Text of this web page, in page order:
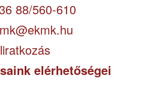
88/560-610
elérhetőségei